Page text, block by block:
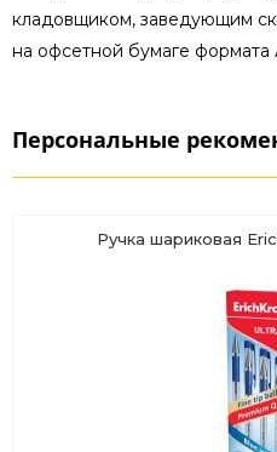
кладовщиком, заведующим
на офсетной бумаге формата
Персональные
Ручка шариковая